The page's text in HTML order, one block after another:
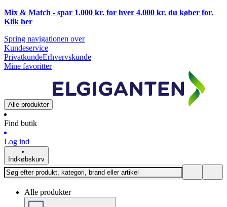
Mix & Match - spar 1.000 kr. for hver 4.000 kr. du køber for.
Klik her
Spring navigationen over
Kundeservice
PrivatkundeErhvervskunde
Mine favoritter
Alle produkter
Find butik
Log ind
Indkøbskurv
Alle produkter